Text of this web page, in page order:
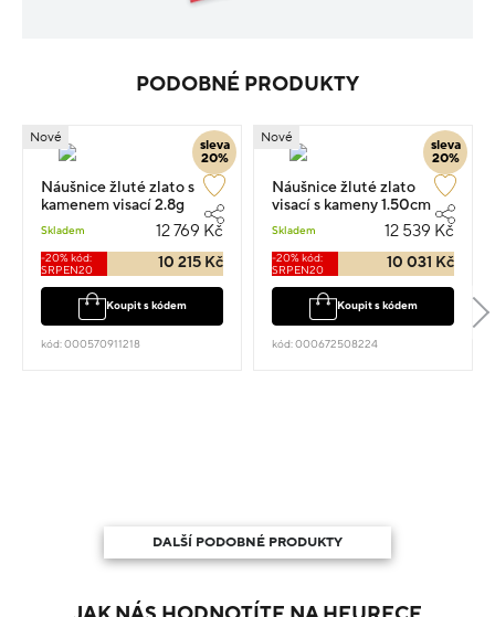
PODOBNÉ PRODUKTY
sleva
20%
Nové
Náušnice žluté zlato s
kamenem visací 2.8g
Skladem 12 769 Kč
-20% kód:
SRPEN20
10 215 Kč
Koupit s kódem
kód: 000570911218
sleva
20%
Nové
Náušnice žluté zlato
visací s kameny 1.50cm
Skladem 12 539 Kč
-20% kód:
SRPEN20
10 031 Kč
Koupit s kódem
kód: 000672508224
DALŠÍ PODOBNÉ PRODUKTY